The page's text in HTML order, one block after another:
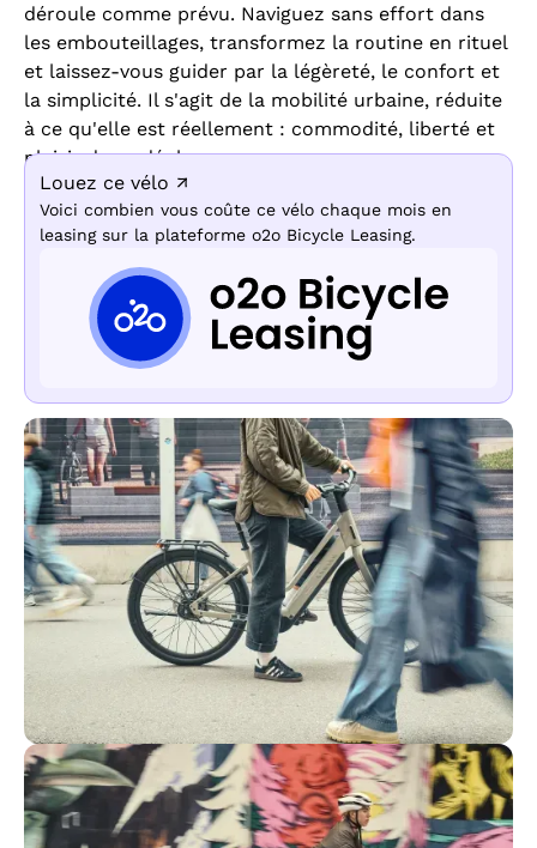
déroule comme prévu. Naviguez sans effort dans
les embouteillages, transformez la routine en rituel
et laissez-vous guider par la légèreté, le confort et
la simplicité. Il s'agit de la mobilité urbaine, réduite
à ce qu'elle est réellement : commodité, liberté et
plaisir de se déplacer.
Louez ce vélo ↗
Voici combien vous coûte ce vélo chaque mois en
leasing sur la plateforme o2o Bicycle Leasing.